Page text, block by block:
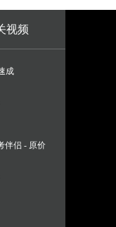
视频
成
伴侣 - 原价